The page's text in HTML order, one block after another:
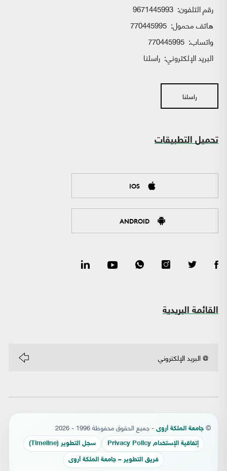
رقم التلفون: 9671445993
هاتف محمول: 770445995
واتساب:
البريد الإلكتروني: راسلنا
راسلنا
تحميل التطبيقات
IOS
ANDROID
القائمة البريدية
© جامعة الملكة أروى - جميع الحقوق محفوظة 1996 - 2026
إتفاقية الإستخدام Privacy Policy سجل التطوير (Timeline)
فريق التطوير – جامعة الملكة أروى